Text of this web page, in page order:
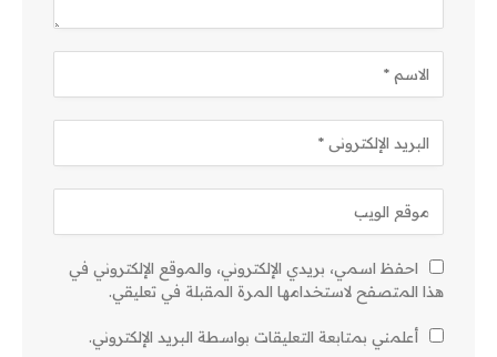
احفظ اسمي، بريدي الإلكتروني، والموقع الإلكتروني في
هذا المتصفح لاستخدامها المرة المقبلة في تعليقي.
أعلمني بمتابعة التعليقات بواسطة البريد الإلكتروني.